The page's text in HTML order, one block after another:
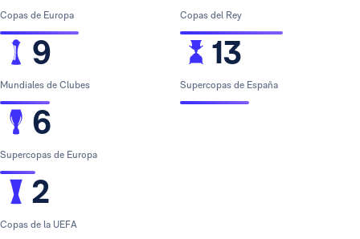
Copas de Europa
9
Mundiales de Clubes
6
Supercopas de Europa
2
Copas de la UEFA
Copas del Rey
13
Supercopas de España